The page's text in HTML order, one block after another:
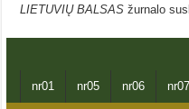
LIETUVIŲ BALSASžurnalo
nr01 nr05 nr06 nr07